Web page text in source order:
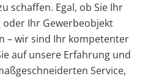
schaffen. Egal, ob Sie Ihr
Ihr Gewerbeobjekt
– wir sind Ihr kompetenter
auf unsere Erfahrung und
Service,